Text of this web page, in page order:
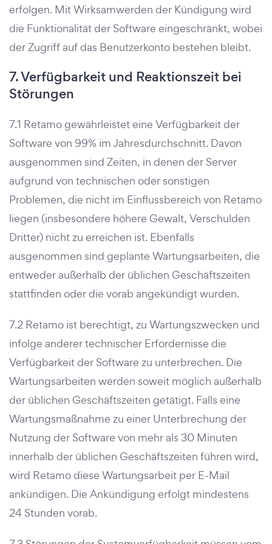
erfolgen. Mit Wirksamwerden der Kündigung wird
die Funktionalität der Software eingeschränkt, wobei
der Zugriff auf das Benutzerkonto bestehen bleibt.
7. Verfügbarkeit und Reaktionszeit bei
Störungen
7.1 Retamo gewährleistet eine Verfügbarkeit der
Software von 99% im Jahresdurchschnitt. Davon
ausgenommen sind Zeiten, in denen der Server
aufgrund von technischen oder sonstigen
Problemen, die nicht im Einflussbereich von Retamo
liegen (insbesondere höhere Gewalt, Verschulden
Dritter) nicht zu erreichen ist. Ebenfalls
ausgenommen sind geplante Wartungsarbeiten, die
entweder außerhalb der üblichen Geschäftszeiten
stattfinden oder die vorab angekündigt wurden.
7.2 Retamo ist berechtigt, zu Wartungszwecken und
infolge anderer technischer Erfordernisse die
Verfügbarkeit der Software zu unterbrechen. Die
Wartungsarbeiten werden soweit möglich außerhalb
der üblichen Geschäftszeiten getätigt. Falls eine
Wartungsmaßnahme zu einer Unterbrechung der
Nutzung der Software von mehr als 30 Minuten
innerhalb der üblichen Geschäftszeiten führen wird,
wird Retamo diese Wartungsarbeit per E-Mail
ankündigen. Die Ankündigung erfolgt mindestens
24 Stunden vorab.